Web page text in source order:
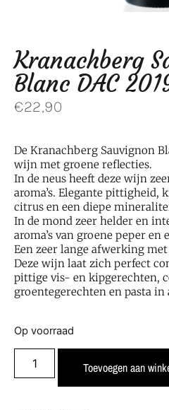
Kranachberg
Blanc DAC
€22,90
De Kranachberg Sauvignon
wijn met groene reflecties.
In de neus heeft deze wijn
aroma’s. Elegante pittigheid,
citrus en een diepe
In de mond zeer helder en
aroma’s van groene peper
Een zeer lange afwerking
Deze wijn laat zich perfect
pittige vis- en kipgerechten,
groentegerechten en pasta
Op voorraad
Toevoegen aan